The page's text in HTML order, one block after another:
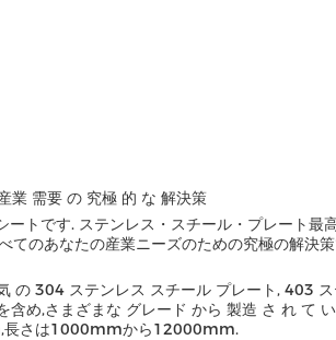
業 需要 の 究極 的 な 解決策
ートです. ステンレス・スチール・プレート最
てのあなたの産業ニーズのための究極の解決
の 304 ステンレス スチール プレート, 403
め,さまざまな グレード から 製造 さ れ て
さは1000mmから12000mm.